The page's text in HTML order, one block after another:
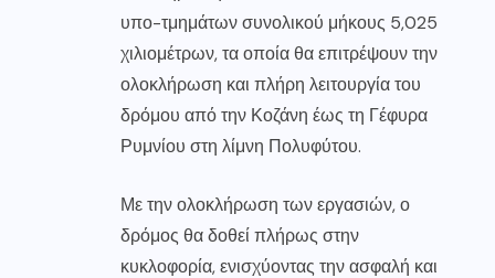
υπο-τμημάτων συνολικού μήκους 5,025
χιλιομέτρων, τα οποία θα επιτρέψουν την
ολοκλήρωση και πλήρη λειτουργία του
δρόμου από την Κοζάνη έως τη Γέφυρα
Ρυμνίου στη λίμνη Πολυφύτου.
Με την ολοκλήρωση των εργασιών, ο
δρόμος θα δοθεί πλήρως στην
κυκλοφορία, ενισχύοντας την ασφαλή και